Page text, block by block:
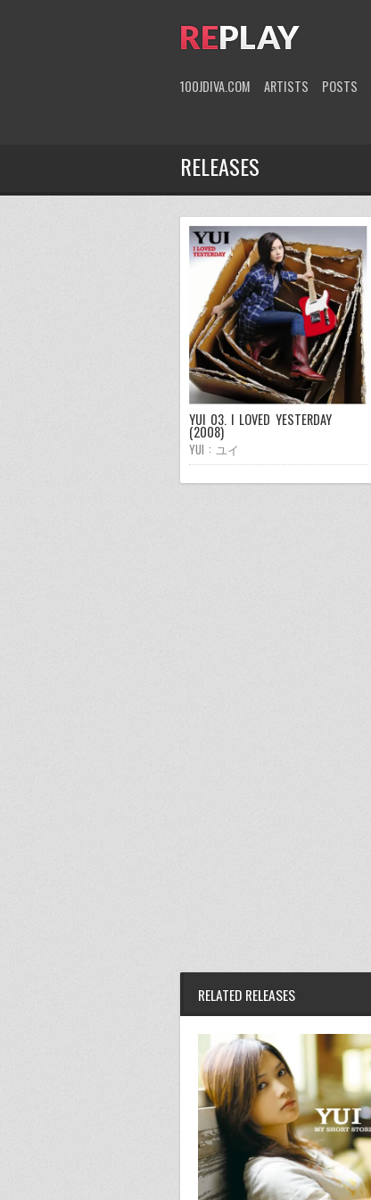
100JDIVA.COM ARTISTS POSTS
RELEASES
YUI 03. I LOVED YESTERDAY
(2008)
YUI : ユイ
RELATED RELEASES